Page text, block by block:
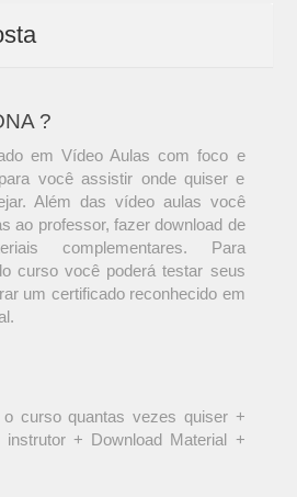
?
em Vídeo Aulas com foco e
você assistir onde quiser e
Além das vídeo aulas você
ao professor, fazer download de
complementares. Para
curso você poderá testar seus
um certificado reconhecido em
curso quantas vezes quiser +
+ Download Material +